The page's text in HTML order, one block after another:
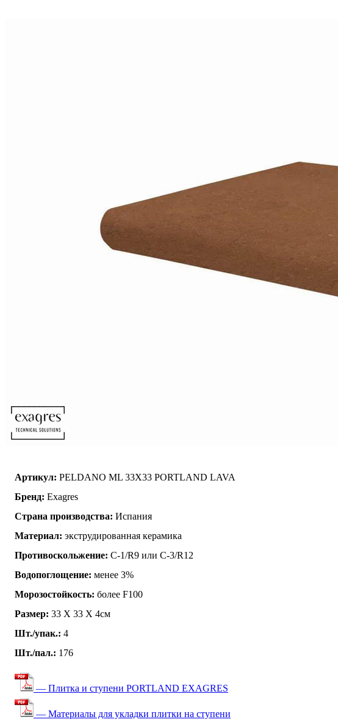
Артикул: PELDANO ML 33X33 PORTLAND LAVA
Бренд: Exagres
Страна производства: Испания
Материал: экструдированная керамика
Противоскольжение: C-1/R9 или C-3/R12
Водопоглощение: менее 3%
Морозостойкость: более F100
Размер: 33 Х 33 Х 4см
Шт./упак.: 4
Шт./пал.: 176
— Плитка и ступени PORTLAND EXAGRES
— Материалы для укладки плитки на ступени